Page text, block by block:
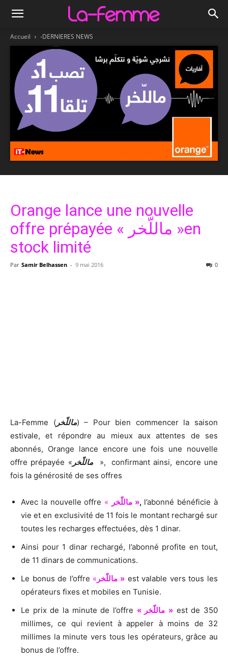
Accueil -DERNIERES NEWS
Orange lance une nouvelle
offre prépayée « ماللّخر »en
stock limité
Par Samir Belhassen - 9 mai 2016 0
La-Femme (ماللّخر) – Pour bien commencer la saison
estivale, et répondre au mieux aux attentes de ses
abonnés, Orange lance encore une fois une nouvelle
offre prépayée « ماللّخر»,
confirmant ainsi, encore une
fois la générosité de ses offres
Avec la nouvelle offre « ماللّخر », l’abonné bénéficie à
vie et en exclusivité de 11 fois le montant rechargé sur
toutes les recharges effectuées, dès 1 dinar.
Ainsi pour 1 dinar rechargé, l’abonné profite en tout,
de 11 dinars de communications.
Le bonus de l’offre « » est valable vers tous les
opérateurs fixes et mobiles en Tunisie.
Le prix de la minute de l’offre
« ماللّخر » est de 350
millimes, ce qui revient à appeler à moins de 32
millimes la minute vers tous les opérateurs, grâce au
bonus de l’offre.